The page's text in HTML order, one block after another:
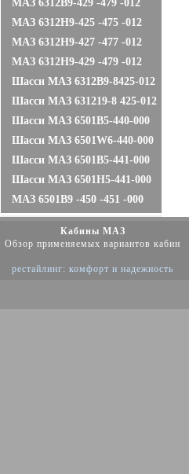
МАЗ 6312B9-429 -479 -012
МАЗ 6312Н9-425 -475 -012
МАЗ 6312Н9-427 -477 -012
МАЗ 6312Н9-429 -479 -012
Шасси МАЗ 6312В9-8425-012
Шасси МАЗ 631219-8 425-012
Шасси МАЗ 6501B5-440-000
Шасси МАЗ 6501W6-440-000
Шасси МАЗ 6501B5-441-000
Шасси МАЗ 6501Н5-441-000
МАЗ 6501B9 -450 -451 -000
Кабины МАЗ
Обзор применяемых вариантов кабин
рестайлинг: комфорт и надежность